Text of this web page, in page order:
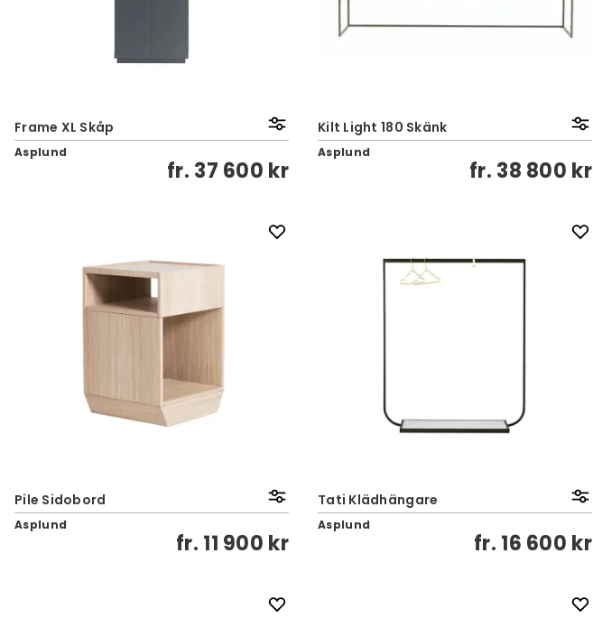
Frame XL Skåp
Asplund
fr. 37 600 kr
Kilt Light 180 Skänk
Asplund
fr. 38 800 kr
Pile Sidobord
Asplund
fr. 11 900 kr
Tati Klädhängare
Asplund
fr. 16 600 kr